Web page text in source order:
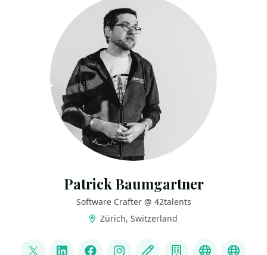
Patrick Baumgartner
Software Crafter @ 42talents
Zürich, Switzerland